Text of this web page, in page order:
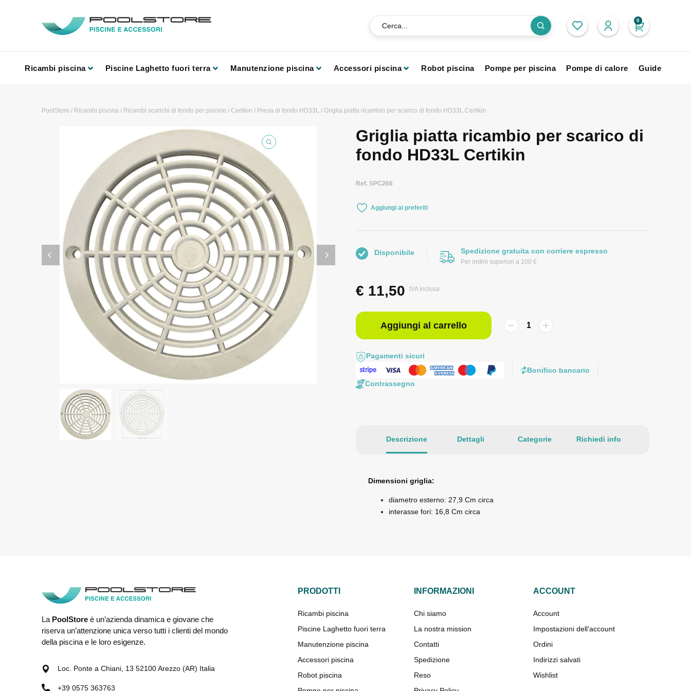
0
Ricambi piscina Piscine Laghetto fuori terra Manutenzione piscina Accessori piscina Robot piscina Pompe per piscina Pompe di calore Guide
PoolStore / Ricambi piscina/ Ricambi scarichi di fondo per piscine / Certikin / Presa di fondo HD33L / Griglia piatta ricambio per scarico di fondo HD33L Certikin
Griglia piatta ricambio per scarico di
fondo HD33L Certikin
Ref. SPC266
Aggiungi ai preferiti
Disponibile Spedizione gratuita con corriere espresso
Per ordini superiori a 100 €
€ 11,50 IVA inclusa
Aggiungi al carrello
Pagamenti sicuri
Bonifico bancario
Contrassegno
Descrizione Dettagli Categorie Richiedi info
Dimensioni griglia:
diametro esterno: 27,9 Cm circa
interasse fori: 16,8 Cm circa
La PoolStoreè un’azienda dinamica e giovane che
riserva un’attenzione unica verso tutti i clienti del mondo
della piscina e le loro esigenze.
Loc. Ponte a Chiani, 13 52100 Arezzo (AR) Italia
+39 0575 363763
PRODOTTI
Ricambi piscina
Piscine Laghetto fuori terra
Manutenzione piscina
Accessori piscina
Robot piscina
INFORMAZIONI
Chi siamo
La nostra mission
Contatti
Spedizione
Reso
ACCOUNT
Account
Impostazioni dell’account
Ordini
Indirizzi salvati
Wishlist